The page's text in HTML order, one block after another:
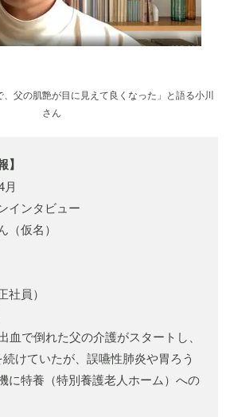
、父の肌艶が目に見えて良くなった」と語る小川
さん
】
月
インタビュー
（仮名）
社員）
血で倒れた父の介護がスタートし、
けていたが、誤嚥性肺炎や胃ろう
に特養（特別養護老人ホーム）への